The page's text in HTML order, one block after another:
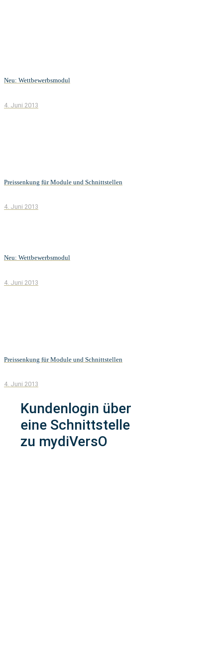
Neu: Wettbewerbsmodul
4. Juni 2013
Preissenkung für Module und Schnittstellen
4. Juni 2013
Neu: Wettbewerbsmodul
4. Juni 2013
Preissenkung für Module und Schnittstellen
4. Juni 2013
Kundenlogin über
eine Schnittstelle
zu mydiVersO